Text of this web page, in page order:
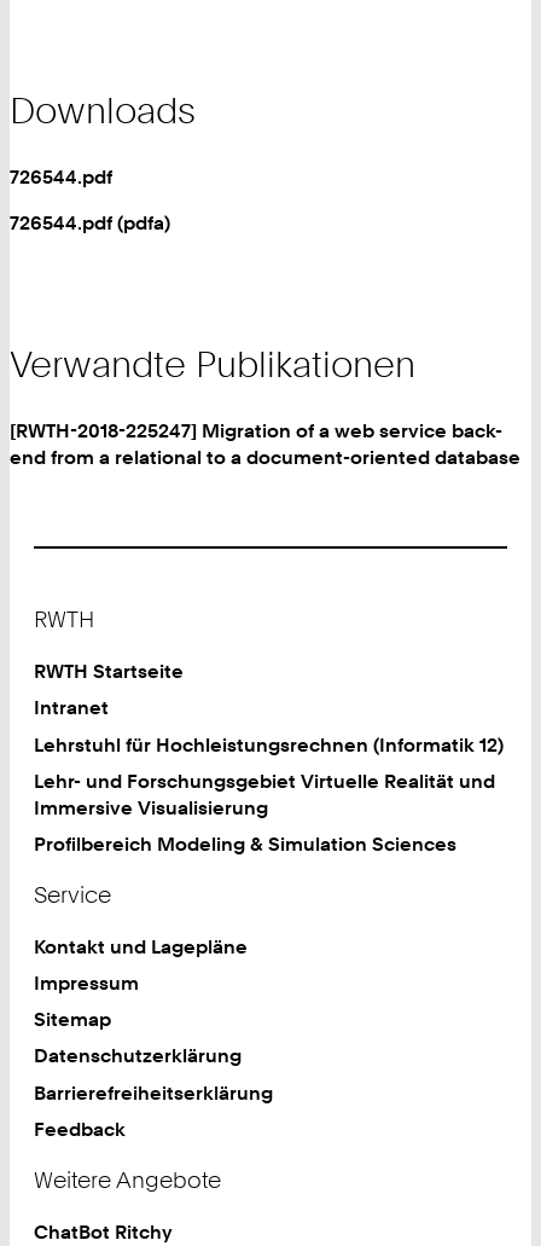
Downloads
726544.pdf
726544.pdf (pdfa)
Verwandte Publikationen
[RWTH-2018-225247] Migration of a web service back-
end from a relational to a document-oriented database
RWTH
RWTH Startseite
Intranet
Lehrstuhl für Hochleistungsrechnen (Informatik 12)
Lehr- und Forschungsgebiet Virtuelle Realität und
Immersive Visualisierung
Profilbereich Modeling & Simulation Sciences
Service
Kontakt und Lagepläne
Impressum
Sitemap
Datenschutzerklärung
Barrierefreiheitserklärung
Feedback
Weitere Angebote
ChatBot Ritchy